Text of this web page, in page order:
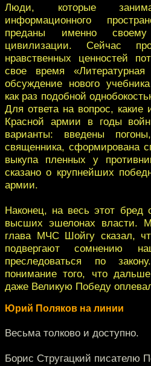
Люди, которые
информационного
преданы именно своему
цивилизации. Сейчас
нравственных ценностей
свое время «Литературная
обсуждение нового
как раз подобной
Для ответа на вопрос,
Красной армии в годы
варианты: введены
священника, сформирована
выкупа пленных у
сказано о крупнейших
армии.
Наконец, на весь этот бред
высших эшелонах власти.
глава МЧС Шойгу сказал,
подвергают сомнению
преследоваться по
понимание того, что
даже Великую Победу
Юрий Поляков на линии
Весьма толково и доступно.
Борис Стругацкий писателю